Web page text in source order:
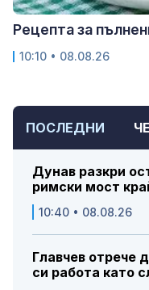
ПОСЛЕДНИ
Дунав разкри
римски мост
10:40 • 08.08.26
Главчев отрече
си работа като
Рецепта за
10:10 • 08.08.26